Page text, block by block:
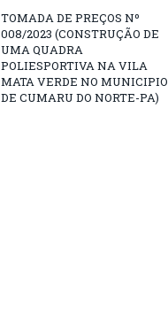
TOMADA DE PREÇOS Nº
008/2023 (CONSTRUÇÃO DE
UMA QUADRA
POLIESPORTIVA NA VILA
MATA VERDE NO MUNICIPIO
DE CUMARU DO NORTE-PA)